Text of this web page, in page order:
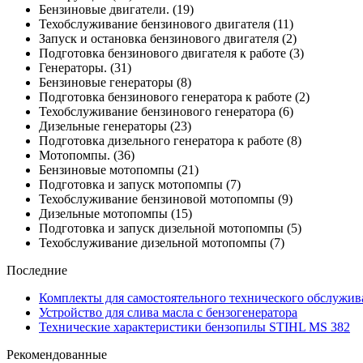
Бензиновые двигатели. (19)
Техобслуживание бензинового двигателя (11)
Запуск и остановка бензинового двигателя (2)
Подготовка бензинового двигателя к работе (3)
Генераторы. (31)
Бензиновые генераторы (8)
Подготовка бензинового генератора к работе (2)
Техобслуживание бензинового генератора (6)
Дизельные генераторы (23)
Подготовка дизельного генератора к работе (8)
Мотопомпы. (36)
Бензиновые мотопомпы (21)
Подготовка и запуск мотопомпы (7)
Техобслуживание бензиновой мотопомпы (9)
Дизельные мотопомпы (15)
Подготовка и запуск дизельной мотопомпы (5)
Техобслуживание дизельной мотопомпы (7)
Последние
Комплекты для самостоятельного технического
Устройство для слива масла с бензогенератора
Технические характеристики бензопилы STIHL MS 382
Рекомендованные